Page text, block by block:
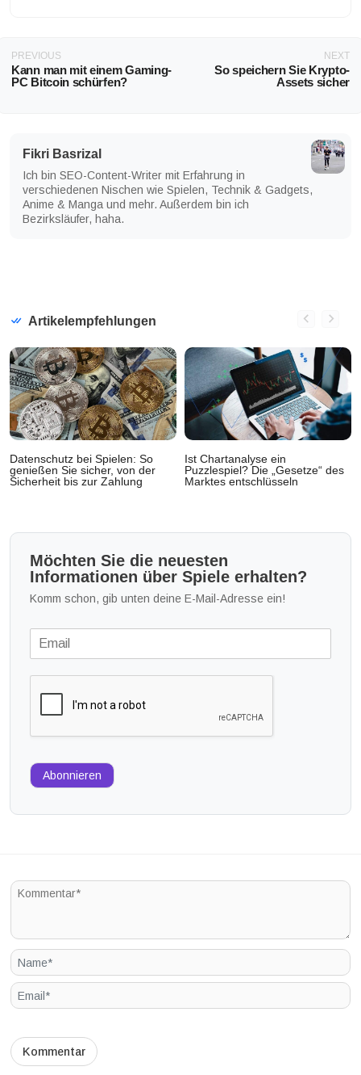
PREVIOUS
Kann man mit einem Gaming-
PC Bitcoin schürfen?
NEXT
So speichern Sie Krypto-
Assets sicher
Fikri Basrizal
Ich bin SEO-Content-Writer mit Erfahrung in
verschiedenen Nischen wie Spielen, Technik & Gadgets,
Anime & Manga und mehr. Außerdem bin ich
Bezirksläufer, haha.
Artikelempfehlungen
Datenschutz bei Spielen: So
genießen Sie sicher, von der
Sicherheit bis zur Zahlung
Ist Chartanalyse ein
Puzzlespiel? Die „Gesetze“ des
Marktes entschlüsseln
Möchten Sie die neuesten
Informationen über Spiele erhalten?
Komm schon, gib unten deine E-Mail-Adresse ein!
Abonnieren